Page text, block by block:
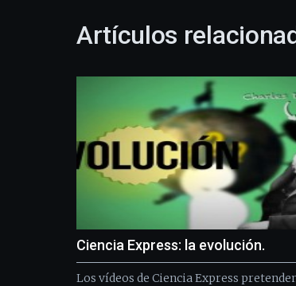
Artículos
Ciencia Express: la evolución.
Los vídeos de Ciencia Express